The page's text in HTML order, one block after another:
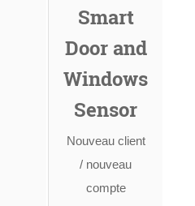
Smart
Door and
Windows
Sensor
Nouveau client
/ nouveau
compte